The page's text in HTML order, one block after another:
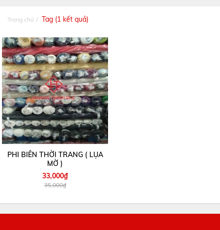
Trang chủ Tag (1 kết quả)
PHI BIÊN THỜI TRANG ( LỤA
MỜ )
33,000₫
35,000₫